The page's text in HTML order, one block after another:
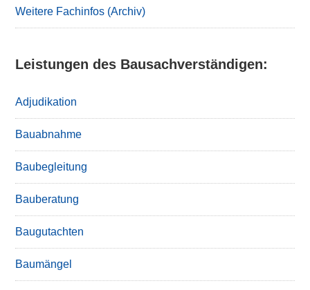
Weitere Fachinfos (Archiv)
Leistungen des Bausachverständigen:
Adjudikation
Bauabnahme
Baubegleitung
Bauberatung
Baugutachten
Baumängel